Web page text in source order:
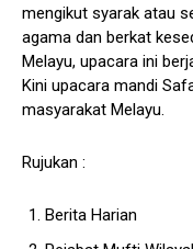
mengikut syarak atau
agama dan berkat
Melayu, upacara ini
Kini upacara mandi
masyarakat Melayu.
Rujukan :
Berita Harian